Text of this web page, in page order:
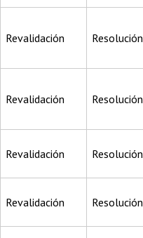
Revalidación Resolución
Revalidación Resolución
Revalidación Resolución
Revalidación Resolución